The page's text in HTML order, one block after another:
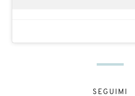
SEGUIMI